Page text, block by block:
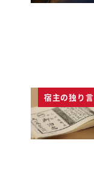
宿主の独り言